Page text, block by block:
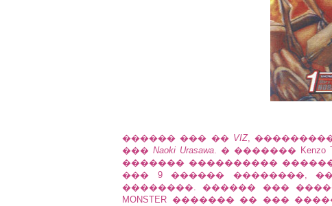
������ ��� �� VIZ,
��� Naoki Urasawa. � �������
������� ����������
��� 9 ������ ��������,
��������. ������ ���
MONSTER ������� �� ���